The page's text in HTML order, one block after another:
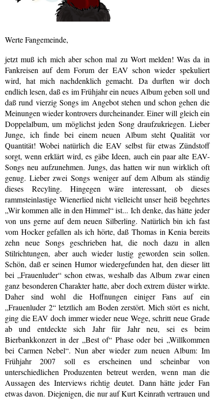
Werte Fangemeinde,
jetzt muß ich mich aber schon mal zu Wort melden! Was da in
Fankreisen auf dem Forum der EAV schon wieder spekuliert
wird, hat mich nachdenklich gemacht. Da durften wir doch
endlich lesen, daß es im Frühjahr ein neues Album geben soll und
daß rund vierzig Songs im Angebot stehen und schon gehen die
Meinungen wieder kontrovers durcheinander. Einer will gleich ein
Doppelalbum, um möglichst jeden Song draufzukriegen. Lieber
Junge, ich finde bei einem neuen Album steht Qualität vor
Quantität! Wobei natürlich die EAV selbst für etwas Zündstoff
sorgt, wenn erklärt wird, es gäbe Ideen, auch ein paar alte EAV-
Songs neu aufzunehmen. Jungs, das hatten wir nun wirklich oft
genug. Lieber zwei Songs weniger auf dem Album als ständig
dieses Recyling. Hingegen wäre interessant, ob dieses
rammsteinlastige Wienerlied nicht vielleicht unser heiß begehrtes
„Wir kommen alle in den Himmel“ ist... Ich denke, das hätte jeder
von uns gerne auf dem neuen Silberling. Natürlich bin ich fast
vom Hocker gefallen als ich hörte, daß Thomas in Kenia bereits
zehn neue Songs geschrieben hat, die noch dazu in allen
Stilrichtungen, aber auch wieder lustig geworden sein sollen.
Schön, daß er seinen Humor wiedergefunden hat, den dieser litt
bei „Frauenluder“ schon etwas, weshalb das Album zwar einen
ganz besonderen Charakter hatte, aber doch extrem düster wirkte.
Daher sind wohl die Hoffnungen einiger Fans auf ein
„Frauenluder 2“ letztlich am Boden zerstört. Mich stört es nicht,
ging die EAV doch immer wieder neue Wege, schritt neue Grade
ab und entdeckte sich Jahr für Jahr neu, sei es beim
Bierbankkonzert in der „Best of“ Phase oder bei „Willkommen
bei Carmen Nebel“. Nun aber wieder zum neuen Album: Im
Frühjahr 2007 soll es erscheinen und scheinbar von
unterschiedlichen Produzenten betreut werden, wenn man die
Aussagen des Interviews richtig deutet. Dann hätte jeder Fan
etwas davon. Diejenigen, die nur auf Kurt Keinrath vertrauen und